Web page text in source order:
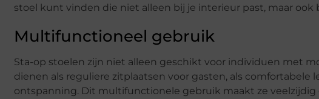
stoel kunt vinden die niet alleen bij je interieur past, maar
Multifunctioneel gebruik
Sta-op stoelen zijn niet alleen geschikt voor individuen met
dienen als reguliere zitplaatsen voor gasten, als comfortabele
ontspanning. Dit multifunctionele gebruik maakt ze veelzijdig